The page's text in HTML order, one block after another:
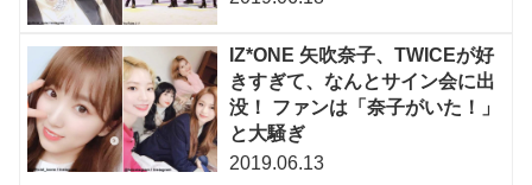
IZ*ONE 矢吹奈子、TWICEが好
きすぎて、なんとサイン会に出
没！ ファンは「奈子がいた！」
と大騒ぎ
2019.06.13